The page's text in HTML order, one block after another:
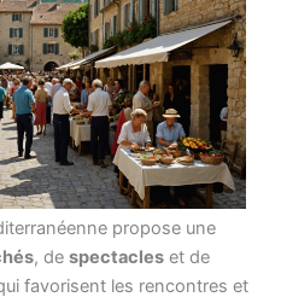
enévénements à taille
convivialité prennent le pas
propose une
, de spectacles et de
favorisent les rencontres et